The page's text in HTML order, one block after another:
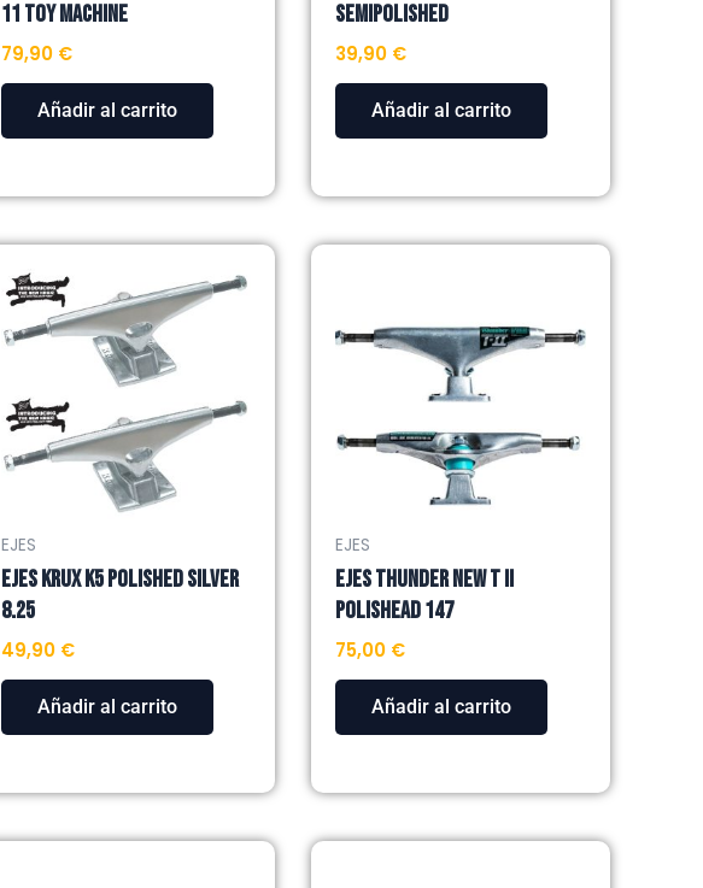
11 TOY MACHINE
79,90 €
Añadir al carrito
SEMIPOLISHED
39,90 €
Añadir al carrito
EJES
EJES KRUX K5 POLISHED SILVER
8.25
49,90 €
Añadir al carrito
EJES
EJES THUNDER NEW T II
POLISHEAD 147
75,00 €
Añadir al carrito